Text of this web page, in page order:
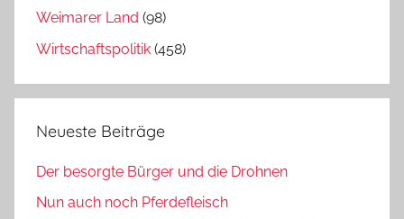
Weimarer Land (98)
Wirtschaftspolitik (458)
Neueste Beiträge
Der besorgte Bürger und die Drohnen
Nun auch noch Pferdefleisch